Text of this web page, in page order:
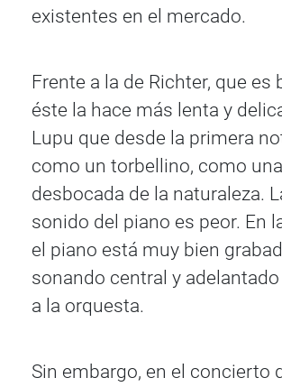
existentes en el mercado.
Frente a la de Richter, que es
éste la hace más lenta y
Lupu que desde la primera
como un torbellino, como
desbocada de la naturaleza.
sonido del piano es peor. En
el piano está muy bien
sonando central y
a la orquesta.
Sin embargo, en el concierto